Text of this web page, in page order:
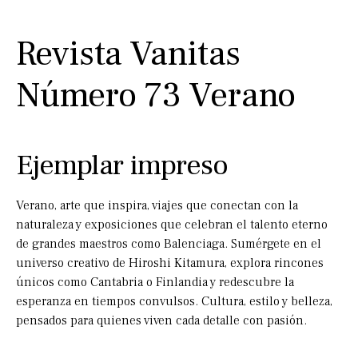
Revista Vanitas
Número 73 Verano
Ejemplar impreso
Verano, arte que inspira, viajes que conectan con la
naturaleza y exposiciones que celebran el talento eterno
de grandes maestros como Balenciaga. Sumérgete en el
universo creativo de Hiroshi Kitamura, explora rincones
únicos como Cantabria o Finlandia y redescubre la
esperanza en tiempos convulsos. Cultura, estilo y belleza,
pensados para quienes viven cada detalle con pasión.